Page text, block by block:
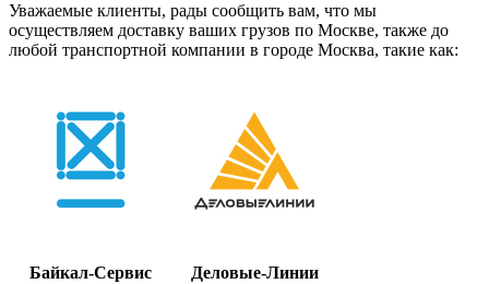
Уважаемые клиенты, рады сообщить вам, что мы
осуществляем доставку ваших грузов по Москве, также до
любой транспортной компании в городе Москва, такие как:
Байкал-Сервис Деловые-Линии